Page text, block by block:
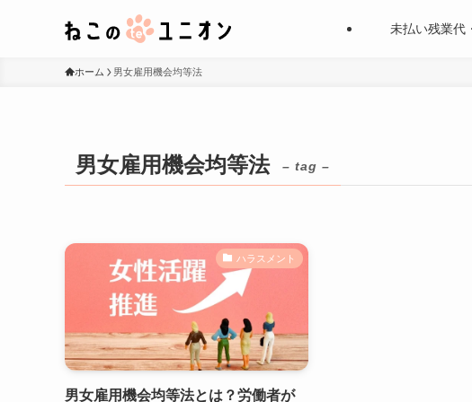
未払い残業代
ホーム 男女雇用機会均等法
男女雇用機会均等法 – tag –
ハラスメント
男女雇用機会均等法とは？労働者が